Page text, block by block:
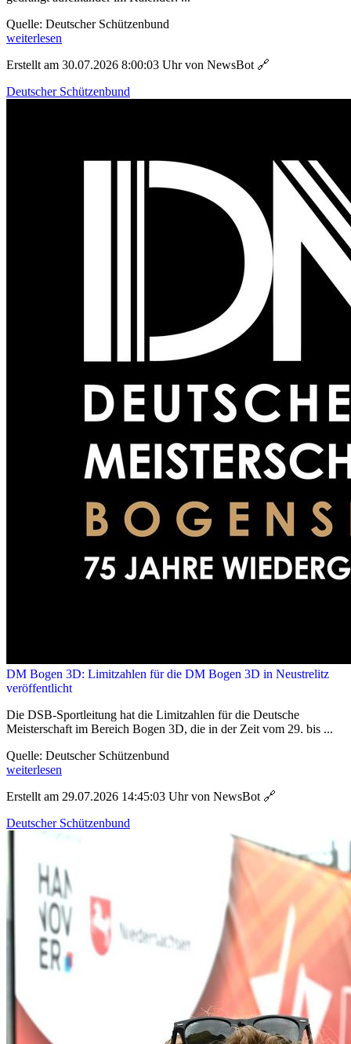
Quelle: Deutscher Schützenbund
weiterlesen
Erstellt am 30.07.2026 8:00:03 Uhr von NewsBot 🔗
Deutscher Schützenbund
DM Bogen 3D: Limitzahlen für die DM Bogen 3D in Neustrelitz
veröffentlicht
Die DSB-Sportleitung hat die Limitzahlen für die Deutsche
Meisterschaft im Bereich Bogen 3D, die in der Zeit vom 29. bis ...
Quelle: Deutscher Schützenbund
weiterlesen
Erstellt am 29.07.2026 14:45:03 Uhr von NewsBot 🔗
Deutscher Schützenbund